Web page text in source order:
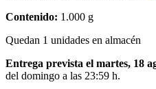
Contenido: 1.000 g
Quedan 1 unidades en almacén
Entrega prevista el martes, 18
del domingo a las 23:59 h.